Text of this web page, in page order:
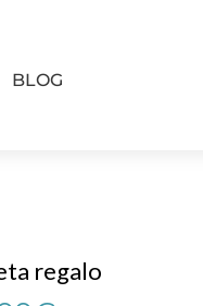
BLOG
regalo